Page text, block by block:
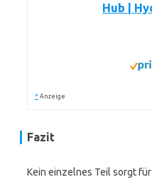
Hub |
* Anzeige
Fazit
Kein einzelnes Teil sorgt